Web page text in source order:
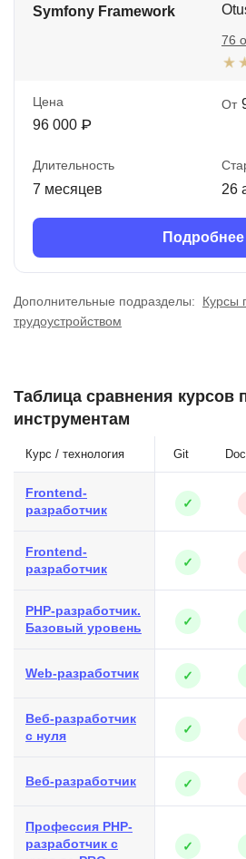
Symfony Framework
76
Цена
96 000 ₽
От
Длительность
7 месяцев 26
Подробнее
Дополнительные подразделы:
Курсы
трудоустройством
Таблица сравнения курсов
инструментам
Курс / технология Git
Frontend-
разработчик
✓
Frontend-
разработчик
✓
PHP-разработчик.
Базовый уровень
✓
Web-разработчик ✓
Веб-разработчик
с нуля
✓
Веб-разработчик ✓
Профессия PHP-
разработчик с
✓